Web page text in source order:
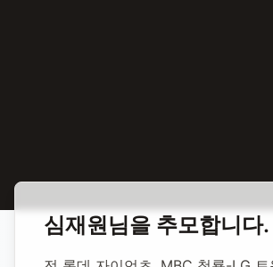
합동 추모 심재원 야구선수
심재원님을 추모합니다.